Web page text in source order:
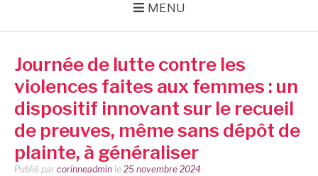
MENU
Journée de lutte contre les
violences faites aux femmes : un
dispositif innovant sur le recueil
de preuves, même sans dépôt de
plainte, à généraliser
Publié par corinneadmin le 25 novembre 2024